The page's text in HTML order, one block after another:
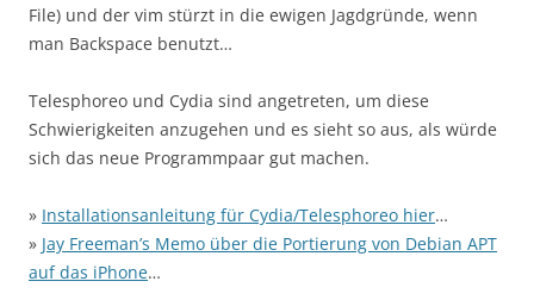
File) und der vim stürzt in die ewigen Jagdgründe, wenn
man Backspace benutzt…
Telesphoreo und Cydia sind angetreten, um diese
Schwierigkeiten anzugehen und es sieht so aus, als würde
sich das neue Programmpaar gut machen.
» Installationsanleitung für Cydia/Telesphoreo hier…
» Jay Freeman’s Memo über die Portierung von Debian APT
auf das iPhone…